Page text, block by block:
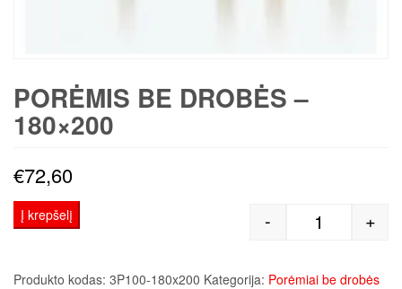
PORĖMIS BE DROBĖS –
180×200
€72,60
produkto
- +
Į krepšelį
Produkto kodas: 3P100-180x200 Kategorija: Porėmiai be drobės